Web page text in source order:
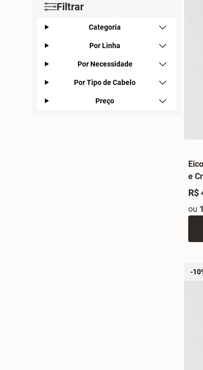
Filtrar
Categoria
Por Linha
Por Necessidade
Por Tipo de Cabelo
Preço
e
R$
ou
-